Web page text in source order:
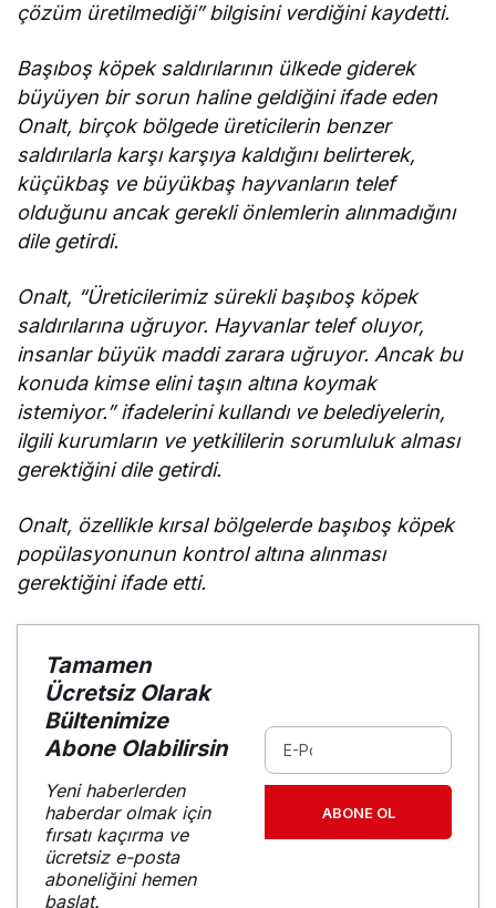
çözüm üretilmediği” bilgisini verdiğini kaydetti.
Başıboş köpek saldırılarının ülkede giderek
büyüyen bir sorun haline geldiğini ifade eden
Onalt, birçok bölgede üreticilerin benzer
saldırılarla karşı karşıya kaldığını belirterek,
küçükbaş ve büyükbaş hayvanların telef
olduğunu ancak gerekli önlemlerin alınmadığını
dile getirdi.
Onalt, “Üreticilerimiz sürekli başıboş köpek
saldırılarına uğruyor. Hayvanlar telef oluyor,
insanlar büyük maddi zarara uğruyor. Ancak bu
konuda kimse elini taşın altına koymak
istemiyor.” ifadelerini kullandı ve belediyelerin,
ilgili kurumların ve yetkililerin sorumluluk alması
gerektiğini dile getirdi.
Onalt, özellikle kırsal bölgelerde başıboş köpek
popülasyonunun kontrol altına alınması
gerektiğini ifade etti.
Tamamen
Ücretsiz Olarak
Bültenimize
Abone Olabilirsin
Yeni haberlerden
haberdar olmak için
fırsatı kaçırma ve
ücretsiz e-posta
aboneliğini hemen
başlat.
ABONE OL